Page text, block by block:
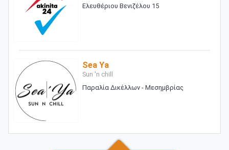
Ελευθέριου Βενιζέλου 15
Sea Ya
Sun 'n chill
Παραλία Δικέλλων - Μεσημβρίας